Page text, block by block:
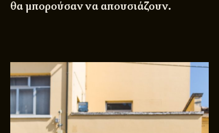
θα μπορούσαν να απουσιάζουν.